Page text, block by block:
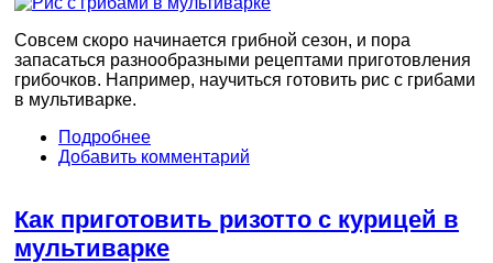
Совсем скоро начинается грибной сезон, и пора
запасаться разнообразными рецептами приготовления
грибочков. Например, научиться готовить рис с грибами
в мультиварке.
Подробнее
Добавить комментарий
Как приготовить ризотто с курицей в
мультиварке